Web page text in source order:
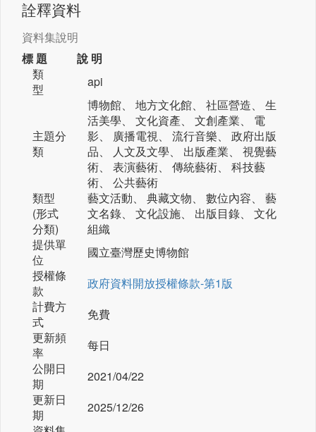
詮釋資料
資料集說明
標 題
說 明
類
型
api
主題分
類
博物館、 地方文化館、 社區營造、 生
活美學、 文化資產、 文創產業、 電
影、 廣播電視、 流行音樂、 政府出版
品、 人文及文學、 出版產業、 視覺藝
術、 表演藝術、 傳統藝術、 科技藝
術、 公共藝術
類型
(形式
分類)
藝文活動、 典藏文物、 數位內容、 藝
文名錄、 文化設施、 出版目錄、 文化
組織
提供單
位
國立臺灣歷史博物館
授權條
款
政府資料開放授權條款-第1版
計費方
式
免費
更新頻
率
每日
公開日
期
2021/04/22
更新日
期
2025/12/26